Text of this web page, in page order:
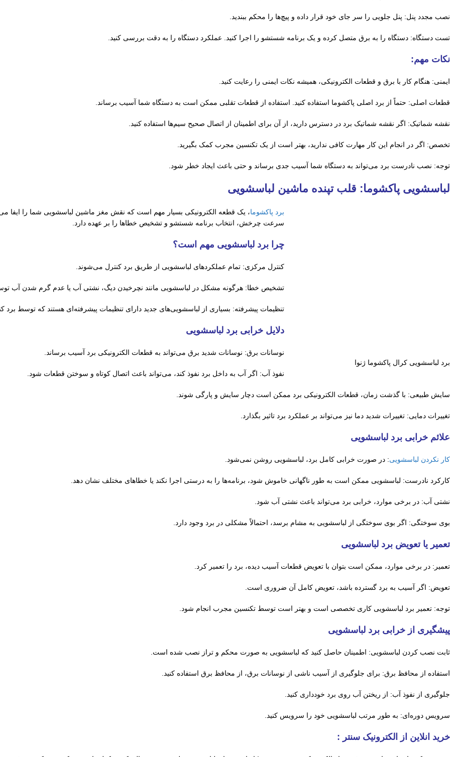
نصب مجدد پنل: پنل جلویی را سر جای خود قرار داده و پیچ‌ها را محکم ببندید.
تست دستگاه: دستگاه را به برق متصل کرده و یک برنامه شستشو را اجرا کنید. عملکرد دستگاه را به دقت بررسی کنید.
نکات مهم:
ایمنی: هنگام کار با برق و قطعات الکترونیکی، همیشه نکات ایمنی را رعایت کنید.
قطعات اصلی: حتماً از برد اصلی پاکشوما استفاده کنید. استفاده از قطعات تقلبی ممکن است به دستگاه شما آسیب برساند.
نقشه شماتیک: اگر نقشه شماتیک برد در دسترس دارید، از آن برای اطمینان از اتصال صحیح سیم‌ها استفاده کنید.
تخصص: اگر در انجام این کار مهارت کافی ندارید، بهتر است از یک تکنسین مجرب کمک بگیرید.
توجه: نصب نادرست برد می‌تواند به دستگاه شما آسیب جدی برساند و حتی باعث ایجاد خطر شود.
لباسشویی پاکشوما: قلب تپنده ماشین لباسشویی
برد لباسشویی کرال پاکشوما ژنوا
برد پاکشوما، یک قطعه الکترونیکی بسیار مهم است که نقش مغز ماشین لباسشویی شما را ایفا
سرعت چرخش، انتخاب برنامه شستشو و تشخیص خطاها را بر عهده دارد.
چرا برد لباسشویی مهم است؟
کنترل مرکزی: تمام عملکردهای لباسشویی از طریق برد کنترل می‌شوند.
تشخیص خطا: هرگونه مشکل در لباسشویی مانند نچرخیدن دیگ، نشتی آب یا عدم گرم شدن آب
تنظیمات پیشرفته: بسیاری از لباسشویی‌های جدید دارای تنظیمات پیشرفته‌ای هستند که توسط برد
دلایل خرابی برد لباسشویی
نوسانات برق: نوسانات شدید برق می‌تواند به قطعات الکترونیکی برد آسیب برساند.
نفوذ آب: اگر آب به داخل برد نفوذ کند، می‌تواند باعث اتصال کوتاه و سوختن قطعات شود.
سایش طبیعی: با گذشت زمان، قطعات الکترونیکی برد ممکن است دچار سایش و پارگی شوند.
تغییرات دمایی: تغییرات شدید دما نیز می‌تواند بر عملکرد برد تاثیر بگذارد.
علائم خرابی برد لباسشویی
کار نکردن لباسشویی: در صورت خرابی کامل برد، لباسشویی روشن نمی‌شود.
کارکرد نادرست: لباسشویی ممکن است به طور ناگهانی خاموش شود، برنامه‌ها را به درستی اجرا نکند یا خطاهای مختلف نشان دهد.
نشتی آب: در برخی موارد، خرابی برد می‌تواند باعث نشتی آب شود.
بوی سوختگی: اگر بوی سوختگی از لباسشویی به مشام برسد، احتمالاً مشکلی در برد وجود دارد.
تعمیر یا تعویض برد لباسشویی
تعمیر: در برخی موارد، ممکن است بتوان با تعویض قطعات آسیب دیده، برد را تعمیر کرد.
تعویض: اگر آسیب به برد گسترده باشد، تعویض کامل آن ضروری است.
توجه: تعمیر برد لباسشویی کاری تخصصی است و بهتر است توسط تکنسین مجرب انجام شود.
پیشگیری از خرابی برد لباسشویی
ثابت نصب کردن لباسشویی: اطمینان حاصل کنید که لباسشویی به صورت محکم و تراز نصب شده است.
استفاده از محافظ برق: برای جلوگیری از آسیب ناشی از نوسانات برق، از محافظ برق استفاده کنید.
جلوگیری از نفوذ آب: از ریختن آب روی برد خودداری کنید.
سرویس دوره‌ای: به طور مرتب لباسشویی خود را سرویس کنید.
خرید انلاین از الکترونیک سنتر :